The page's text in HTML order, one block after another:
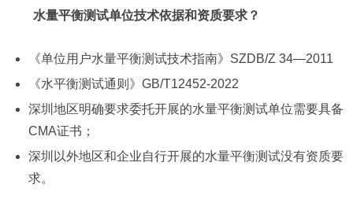
水量平衡测试单位技术依据和资质要求？
《单位用户水量平衡测试技术指南》SZDB/Z 34—2011
《水平衡测试通则》GB/T12452-2022
深圳地区明确要求委托开展的水量平衡测试单位需要具备
CMA证书；
深圳以外地区和企业自行开展的水量平衡测试没有资质要
求。